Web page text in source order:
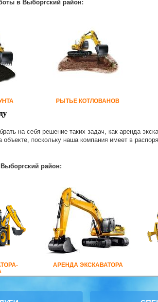
в Выборгский район:
РЫТЬЕ КОТЛОВАНОВ
на себя решение таких задач, как аренда
объекте, поскольку наша компания имеет в
район:
АРЕНДА ЭКСКАВАТОРА